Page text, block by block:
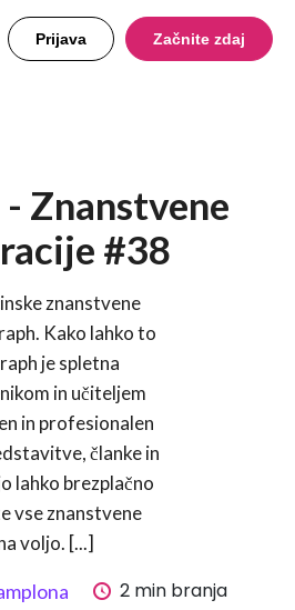
Prijava Začnite zdaj
Znanstvene
#38
znanstvene
Kako lahko to
je spletna
in učiteljem
in profesionalen
članke in
lahko brezplačno
vse znanstvene
voljo. [...]
2 min branja